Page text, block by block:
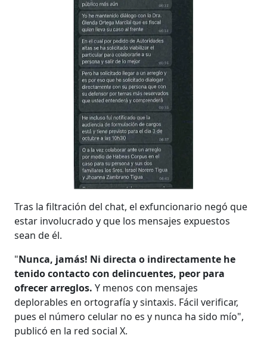
Tras la filtración del chat, el exfuncionario negó que
estar involucrado y que los mensajes expuestos
sean de él.
"Nunca, jamás! Ni directa o indirectamente he
tenido contacto con delincuentes, peor para
ofrecer arreglos. Y menos con mensajes
deplorables en ortografía y sintaxis. Fácil verificar,
pues el número celular no es y nunca ha sido mío",
publicó en la red social X.